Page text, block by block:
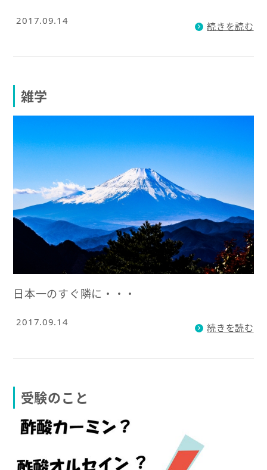
2017.09.14 続きを読む
雑学
日本一のすぐ隣に・・・
2017.09.14 続きを読む
受験のこと